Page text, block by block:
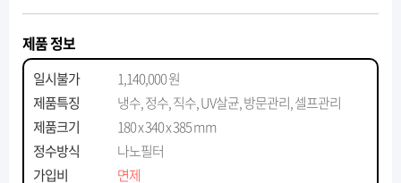
제품 정보
일시불가
1,140,000 원
제품특징
냉수, 정수, 직수, UV살균, 방문관리, 셀프관리
제품크기
180 x 340 x 385 mm
정수방식
나노필터
가입비
면제